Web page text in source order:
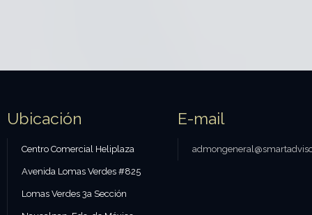
Ubicación
Centro Comercial Heliplaza
Avenida Lomas Verdes #825
Lomas Verdes 3a Sección
E-mail